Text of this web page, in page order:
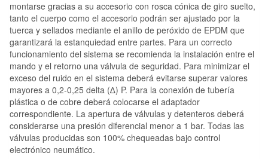
montarse gracias a su accesorio con rosca cónica de giro suelto,
tanto el cuerpo como el accesorio podrán ser ajustado por la
tuerca y sellados mediante el anillo de peróxido de EPDM que
garantizará la estanquiedad entre partes. Para un correcto
funcionamiento del sistema se recomienda la instalación entre el
mando y el retorno una válvula de seguridad. Para minimizar el
exceso del ruido en el sistema deberá evitarse superar valores
mayores a 0,2-0,25 delta (∆) P. Para la conexión de tubería
plástica o de cobre deberá colocarse el adaptador
correspondiente. La apertura de válvulas y detenteros deberá
considerarse una presión diferencial menor a 1 bar. Todas las
válvulas producidas son 100% chequeadas bajo control
electrónico neumático.